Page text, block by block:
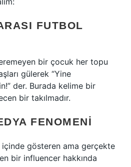
FUTBOL
bir çocuk her topu
gülerek “Yine
der. Burada kelime bir
bir takılmadır.
FENOMENI
içinde gösteren ama gerçekte
bir influencer hakkında